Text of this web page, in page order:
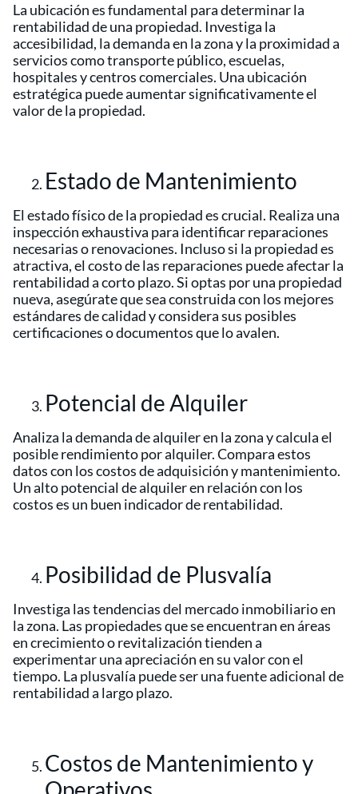
La ubicación es fundamental para determinar la
rentabilidad de una propiedad. Investiga la
accesibilidad, la demanda en la zona y la proximidad a
servicios como transporte público, escuelas,
hospitales y centros comerciales. Una ubicación
estratégica puede aumentar significativamente el
valor de la propiedad.
Estado de Mantenimiento
El estado físico de la propiedad es crucial. Realiza una
inspección exhaustiva para identificar reparaciones
necesarias o renovaciones. Incluso si la propiedad es
atractiva, el costo de las reparaciones puede afectar la
rentabilidad a corto plazo. Si optas por una propiedad
nueva, asegúrate que sea construida con los mejores
estándares de calidad y considera sus posibles
certificaciones o documentos que lo avalen.
Potencial de Alquiler
Analiza la demanda de alquiler en la zona y calcula el
posible rendimiento por alquiler. Compara estos
datos con los costos de adquisición y mantenimiento.
Un alto potencial de alquiler en relación con los
costos es un buen indicador de rentabilidad.
Posibilidad de Plusvalía
Investiga las tendencias del mercado inmobiliario en
la zona. Las propiedades que se encuentran en áreas
en crecimiento o revitalización tienden a
experimentar una apreciación en su valor con el
tiempo. La plusvalía puede ser una fuente adicional de
rentabilidad a largo plazo.
Costos de Mantenimiento y